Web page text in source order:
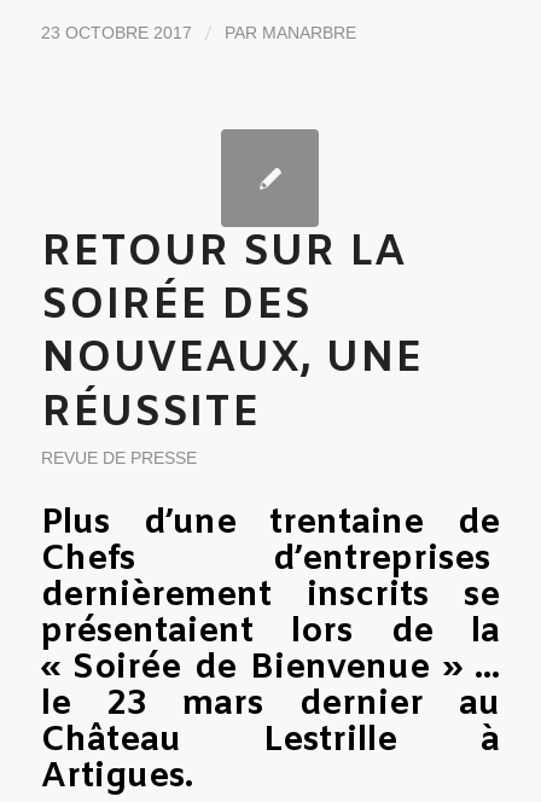
23 OCTOBRE 2017 / PAR MANARBRE
RETOUR SUR LA
SOIRÉE DES
NOUVEAUX, UNE
RÉUSSITE
REVUE DE PRESSE
Plus d’une trentaine de
Chefs d’entreprises
dernièrement inscrits se
présentaient lors de la
« Soirée de Bienvenue » …
le 23 mars dernier au
Château Lestrille à
Artigues.